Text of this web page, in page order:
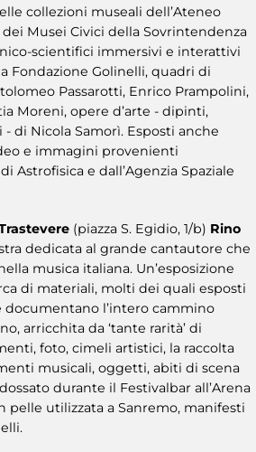
collezioni museali dell’Ateneo
Musei Civici della Sovrintendenza
scientifici immersivi e interattivi
Fondazione Golinelli, quadri di
Passarotti, Enrico Prampolini,
Moreni, opere d’arte - dipinti,
di Nicola Samorì. Esposti anche
e immagini provenienti
Astrofisica e dall’Agenzia Spaziale
(piazza S. Egidio, 1/b) Rino
dedicata al grande cantautore che
musica italiana. Un’esposizione
di materiali, molti dei quali esposti
documentano l’intero cammino
arricchita da ‘tante rarità’ di
foto, cimeli artistici, la raccolta
musicali, oggetti, abiti di scena
durante il Festivalbar all’Arena
pelle utilizzata a Sanremo, manifesti